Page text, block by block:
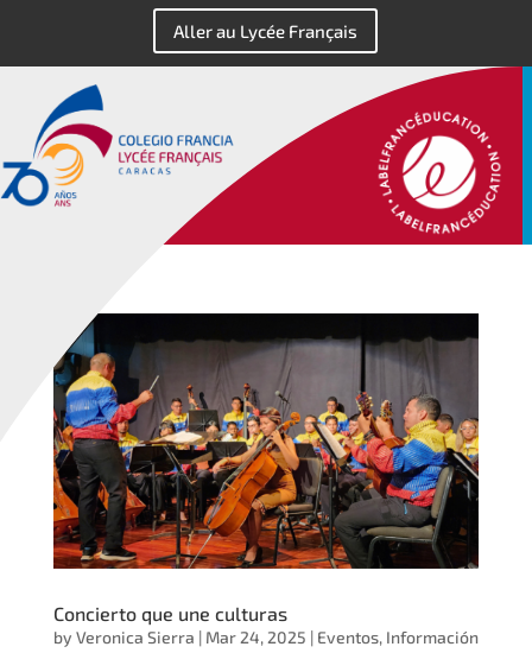
Aller au Lycée Français
Concierto que une culturas
by Veronica Sierra | Mar 24, 2025 | Eventos, Información